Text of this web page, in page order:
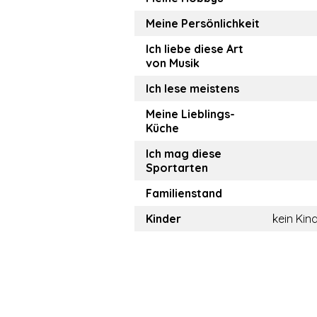
Meine Persönlichkeit
Ich liebe diese Art
von Musik
Ich lese meistens
Meine Lieblings-
Küche
Ich mag diese
Sportarten
Familienstand
Kinder
kein